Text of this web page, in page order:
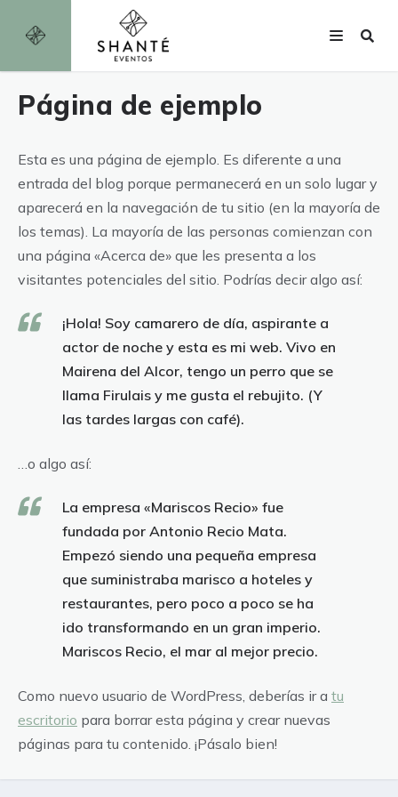
Página de ejemplo
Esta es una página de ejemplo. Es diferente a una
entrada del blog porque permanecerá en un solo lugar y
aparecerá en la navegación de tu sitio (en la mayoría de
los temas). La mayoría de las personas comienzan con
una página «Acerca de» que les presenta a los
visitantes potenciales del sitio. Podrías decir algo así:
¡Hola! Soy camarero de día, aspirante a
actor de noche y esta es mi web. Vivo en
Mairena del Alcor, tengo un perro que se
llama Firulais y me gusta el rebujito. (Y
las tardes largas con café).
…o algo así:
La empresa «Mariscos Recio» fue
fundada por Antonio Recio Mata.
Empezó siendo una pequeña empresa
que suministraba marisco a hoteles y
restaurantes, pero poco a poco se ha
ido transformando en un gran imperio.
Mariscos Recio, el mar al mejor precio.
Como nuevo usuario de WordPress, deberías ir a tu
escritorio para borrar esta página y crear nuevas
páginas para tu contenido. ¡Pásalo bien!